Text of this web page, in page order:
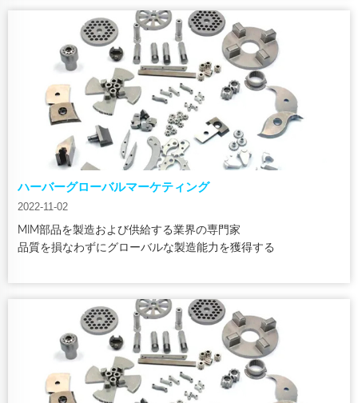
ハーバーグローバルマーケティング
2022-11-02
MIM部品を製造および供給する業界の専門家
品質を損なわずにグローバルな製造能力を獲得する